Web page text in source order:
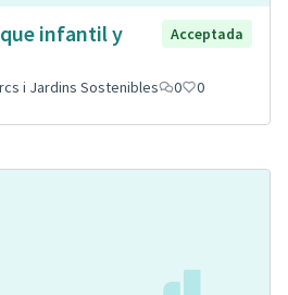
infantil y
Acceptada
i Jardins Sostenibles 0 0